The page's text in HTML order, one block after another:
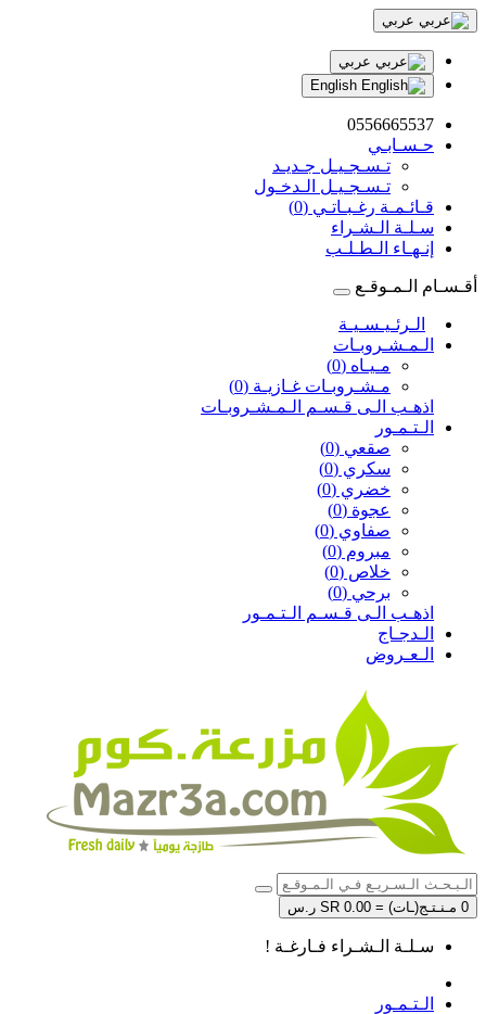
عربي
عربي
0556665537
حـسـابـي
تـسـجـيـل جـديـد
تـسـجـيـل الـدخـول
قـائـمـة رغـبـاتـي (0)
سـلـة الـشـراء
إنـهـاء الـطـلـب
أقـسـام الـمـوقـع
الـرئـيـسـيـة
الـمـشـروبـات
مـيـاه (0)
مـشـروبـات غـازيـة (0)
اذهـب الـى قـسـم الـمـشـروبـات
الـتـمـور
صقعي (0)
سكري (0)
خضري (0)
عجوة (0)
صفاوي (0)
مبروم (0)
خلاص (0)
برحي (0)
اذهـب الـى قـسـم الـتـمـور
الـدجـاج
الـعـروض
0 مـنـتـج(ـات) = SR 0.00 ر.س
سـلـة الـشـراء فـارغـة !
الـتـمـور